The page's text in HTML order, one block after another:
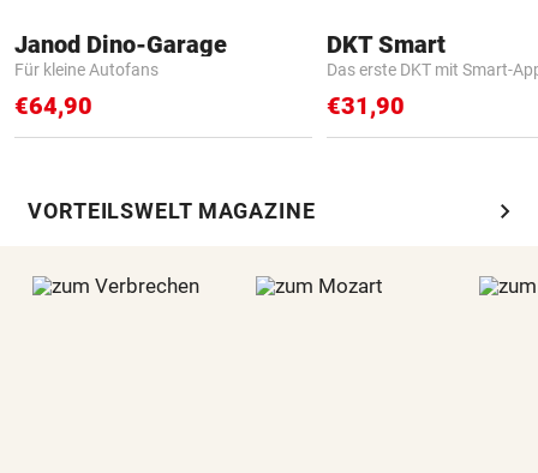
Janod Dino-Garage
Für kleine Autofans
€64,90
DKT Smart
Das erste DKT mit Smart-
€31,90
VORTEILSWELT MAGAZINE chevron_right